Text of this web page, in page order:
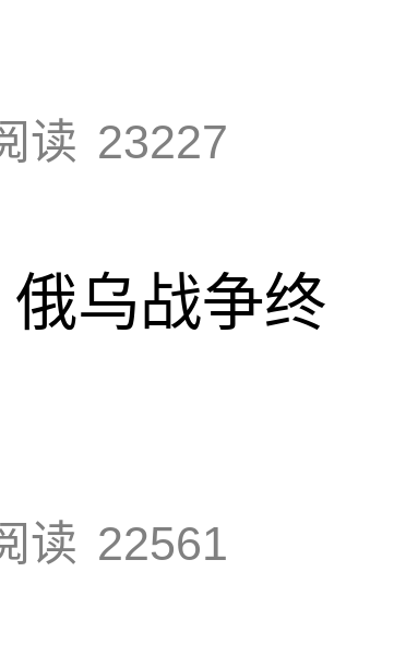
读 23227
乌战争终
读 22561